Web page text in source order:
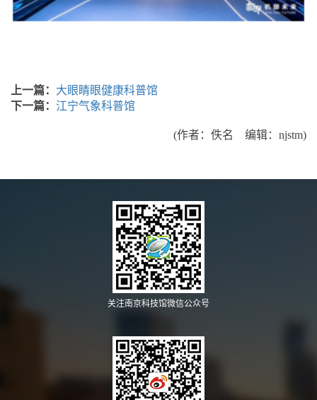
上一篇： 大眼睛眼健康科普馆
下一篇： 江宁气象科普馆
(作者：佚名 编辑：njstm)
关注南京科技馆微信公众号